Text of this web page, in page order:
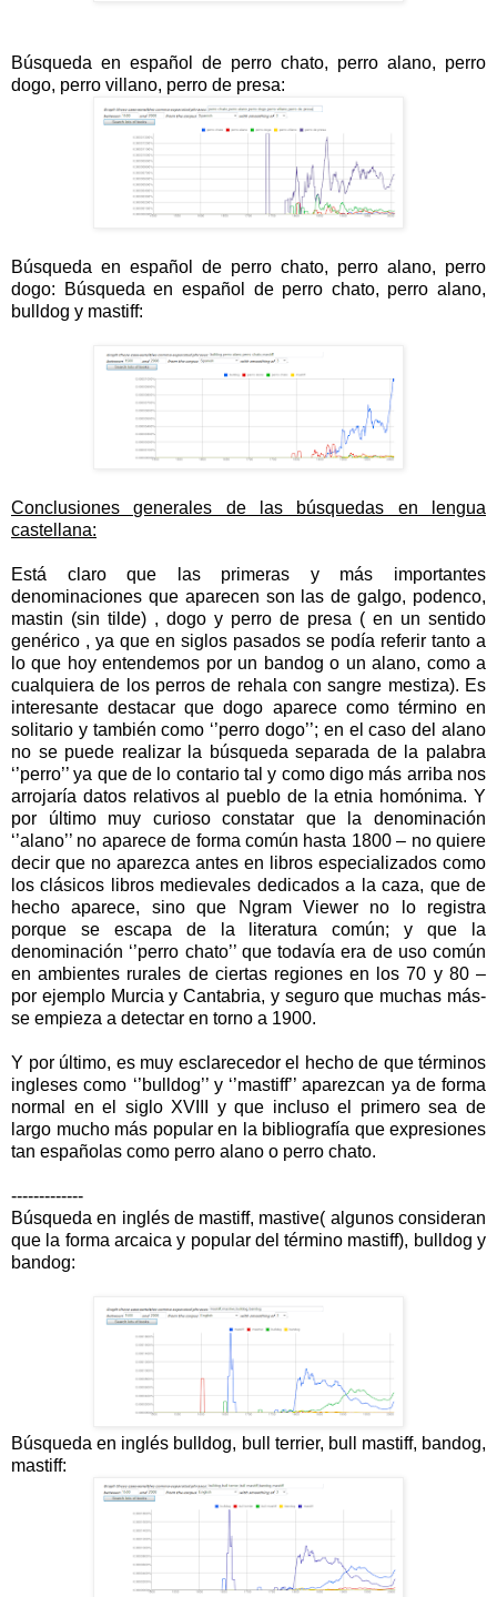
Búsqueda en español de perro chato, perro alano, perro
dogo, perro villano, perro de presa:
Búsqueda en español de perro chato, perro alano, perro
dogo: Búsqueda en español de perro chato, perro alano,
bulldog y mastiff:
Conclusiones generales de las búsquedas en lengua
castellana:
Está claro que las primeras y más importantes
denominaciones que aparecen son las de galgo, podenco,
mastin (sin tilde) , dogo y perro de presa ( en un sentido
genérico , ya que en siglos pasados se podía referir tanto a
lo que hoy entendemos por un bandog o un alano, como a
cualquiera de los perros de rehala con sangre mestiza). Es
interesante destacar que dogo aparece como término en
solitario y también como ‘’perro dogo’’; en el caso del alano
no se puede realizar la búsqueda separada de la palabra
‘’perro’’ ya que de lo contario tal y como digo más arriba nos
arrojaría datos relativos al pueblo de la etnia homónima. Y
por último muy curioso constatar que la denominación
‘’alano’’ no aparece de forma común hasta 1800 – no quiere
decir que no aparezca antes en libros especializados como
los clásicos libros medievales dedicados a la caza, que de
hecho aparece, sino que Ngram Viewer no lo registra
porque se escapa de la literatura común; y que la
denominación ‘’perro chato’’ que todavía era de uso común
en ambientes rurales de ciertas regiones en los 70 y 80 –
por ejemplo Murcia y Cantabria, y seguro que muchas más-
se empieza a detectar en torno a 1900.
Y por último, es muy esclarecedor el hecho de que términos
ingleses como ‘’bulldog’’ y ‘’mastiff’’ aparezcan ya de forma
normal en el siglo XVIII y que incluso el primero sea de
largo mucho más popular en la bibliografía que expresiones
tan españolas como perro alano o perro chato.
-------------
Búsqueda en inglés de mastiff, mastive( algunos consideran
que la forma arcaica y popular del término mastiff), bulldog y
bandog:
Búsqueda en inglés bulldog, bull terrier, bull mastiff, bandog,
mastiff: